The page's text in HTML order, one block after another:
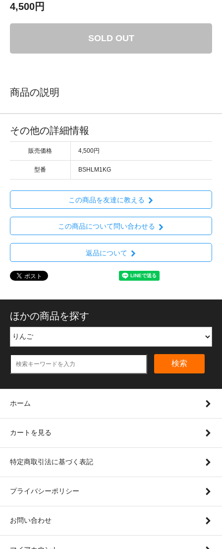
4,500円
SOLD OUT
商品の説明
その他の詳細情報
販売価格 4,500円
型番 BSHLM1KG
この商品を友達に教える
この商品について問い合わせる
返品について
ほかの商品を探す
検索
ホーム
カートを見る
特定商取引法に基づく表記
プライバシーポリシー
お問い合わせ